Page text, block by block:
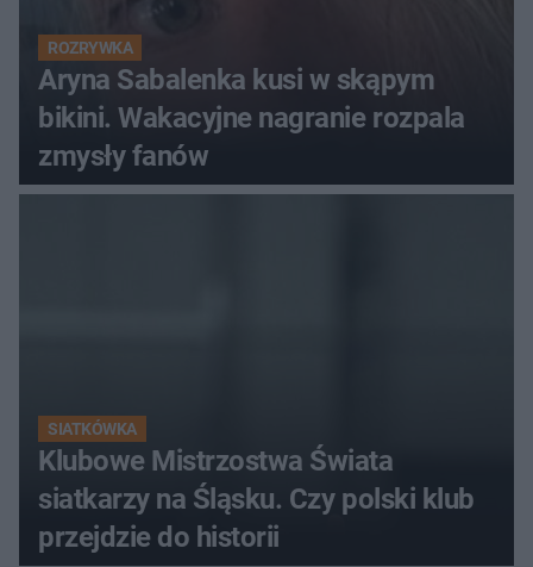
ROZRYWKA
Aryna Sabalenka kusi w skąpym
bikini. Wakacyjne nagranie rozpala
zmysły fanów
SIATKÓWKA
Klubowe Mistrzostwa Świata
siatkarzy na Śląsku. Czy polski klub
przejdzie do historii